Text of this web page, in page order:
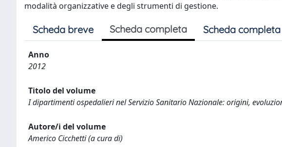
modalità organizzative e degli strumenti di gestione.
Scheda breve Scheda completa Scheda completa
Anno
2012
Titolo del volume
I dipartimenti ospedalieri nel Servizio Sanitario Nazionale: origini,
Autore/i del volume
Americo Cicchetti (a cura di)